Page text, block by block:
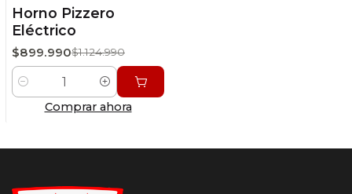
Stock disponible
Horno Pizzero
Eléctrico
$899.990$1.124.990
Cantidad
Comprar ahora